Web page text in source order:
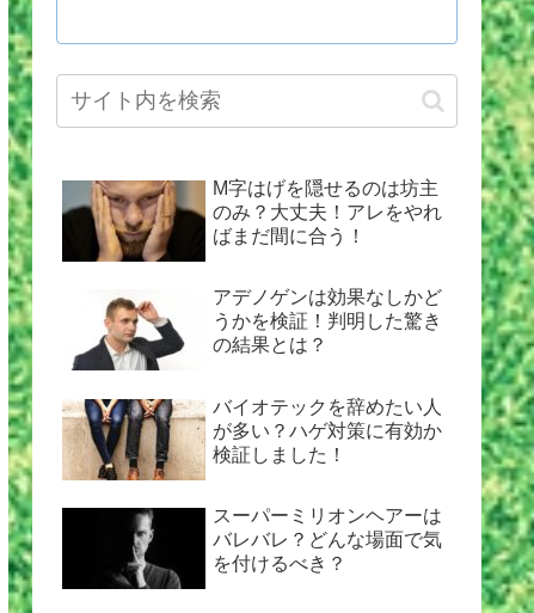
M字はげを隠せるのは坊主
のみ？大丈夫！アレをやれ
ばまだ間に合う！
アデノゲンは効果なしかど
うかを検証！判明した驚き
の結果とは？
バイオテックを辞めたい人
が多い？ハゲ対策に有効か
検証しました！
スーパーミリオンヘアーは
バレバレ？どんな場面で気
を付けるべき？